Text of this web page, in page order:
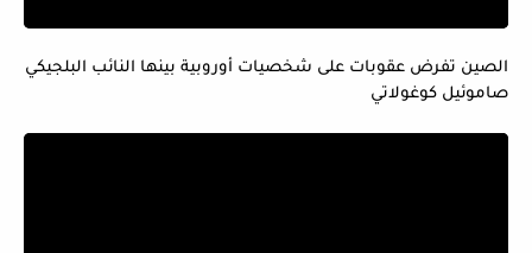
الصين تفرض عقوبات على شخصيات أوروبية بينها النائب البلجيكي
صاموئيل كوغولاتي